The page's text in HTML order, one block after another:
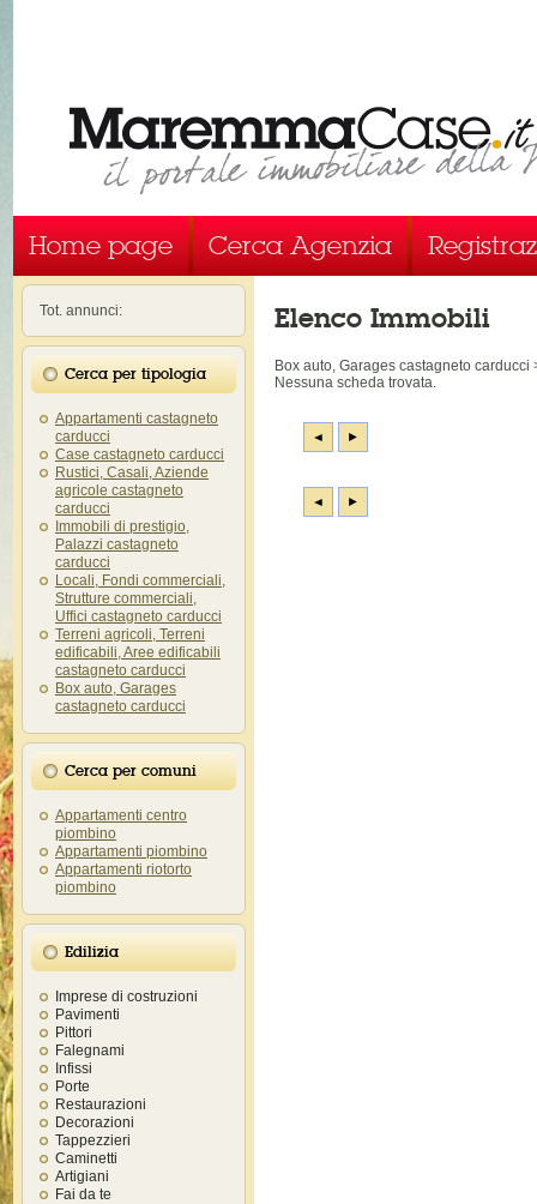
Home page Cerca Agenzia
Tot. annunci:
Cerca per tipologia
Appartamenti castagneto
carducci
Case castagneto carducci
Rustici, Casali, Aziende
agricole castagneto
carducci
Immobili di prestigio,
Palazzi castagneto
carducci
Locali, Fondi commerciali,
Strutture commerciali,
Uffici castagneto carducci
Terreni agricoli, Terreni
edificabili, Aree edificabili
castagneto carducci
Box auto, Garages
castagneto carducci
Cerca per comuni
Appartamenti centro
piombino
Appartamenti piombino
Appartamenti riotorto
piombino
Edilizia
Imprese di costruzioni
Pavimenti
Pittori
Falegnami
Infissi
Porte
Restaurazioni
Decorazioni
Tappezzieri
Caminetti
Artigiani
Fai da te
Elenco Immobili
Box auto, Garages castagneto carducci
Nessuna scheda trovata.
◄ ►
◄ ►